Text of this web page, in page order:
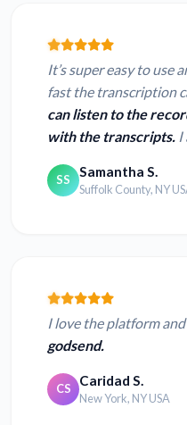
It’s super easy to use
fast the transcription
can listen to the
with the transcripts. I
SS Samantha S.
Suffolk County, NY
I love the platform
godsend.
CS Caridad S.
New York, NY USA